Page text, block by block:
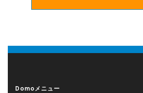
Domoメニュー